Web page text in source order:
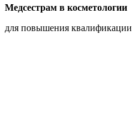
Медсестрам в косметологии
для повышения